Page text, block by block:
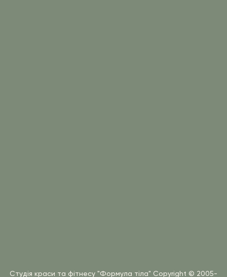
Студія краси та фітнесу "Формула тіла" Copyright © 2005-